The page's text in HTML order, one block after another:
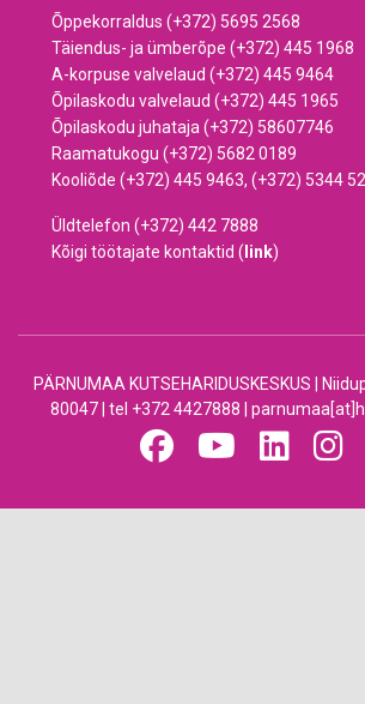
Õppekorraldus (+372) 5695 2568
Täiendus- ja ümberõpe (+372) 445 1968
A-korpuse valvelaud (+372) 445 9464
Õpilaskodu valvelaud (+372) 445 1965
Õpilaskodu juhataja (+372) 58607746
Raamatukogu (+372) 5682 0189
Kooliõde (+372) 445 9463, (+372) 5344
Üldtelefon (+372) 442 7888
Kõigi töötajate kontaktid ( link)
PÄRNUMAA KUTSEHARIDUSKESKUS |
80047 | tel +372 4427888 |